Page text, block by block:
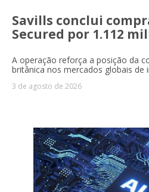
Savills conclui
Secured por 1.112
A operação reforça a posição da
britânica nos mercados globais de
3 de agosto de 2026